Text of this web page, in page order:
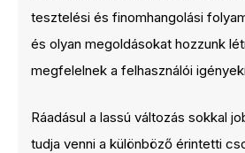
tesztelési és finomhangolási
és olyan megoldásokat hozzunk
megfelelnek a felhasználói
Ráadásul a lassú változás sokkal
tudja venni a különböző érintetti